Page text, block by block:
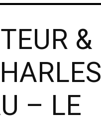
&
– LE